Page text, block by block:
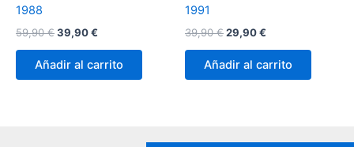
1988
59,90€El
original
era:
39,90€
actual
es:
Añadir al carrito
1991
39,90€El
original
era:
29,90€
actual
es:
Añadir al carrito